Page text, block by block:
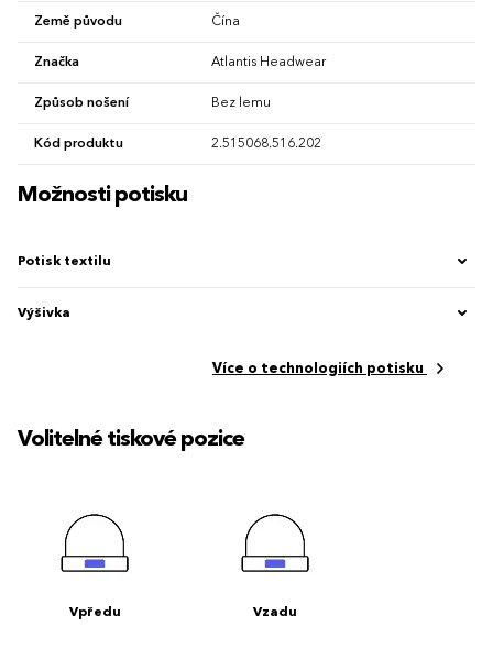
Země původu Čína
Značka Atlantis Headwear
Způsob nošení Bez lemu
Kód produktu 2.515068.516.202
Možnosti potisku
Potisk textilu
Výšivka
Více o technologiích potisku
Volitelné tiskové pozice
Vpředu Vzadu